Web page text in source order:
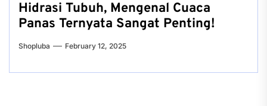
Hidrasi Tubuh, Mengenal Cuaca
Panas Ternyata Sangat Penting!
Shopluba February 12, 2025